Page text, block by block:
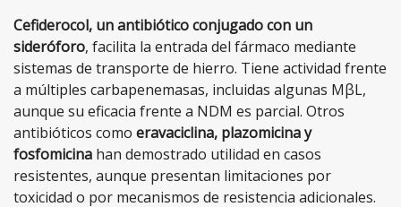
Cefiderocol, un antibiótico conjugado con un
sideróforo, facilita la entrada del fármaco mediante
sistemas de transporte de hierro. Tiene actividad frente
a múltiples carbapenemasas, incluidas algunas MβL,
aunque su eficacia frente a NDM es parcial. Otros
antibióticos como eravaciclina, plazomicina y
fosfomicina han demostrado utilidad en casos
resistentes, aunque presentan limitaciones por
toxicidad o por mecanismos de resistencia adicionales.